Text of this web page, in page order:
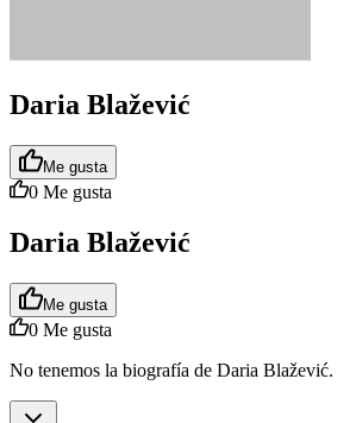
Daria Blažević
Me gusta
0 Me gusta
Daria Blažević
Me gusta
0 Me gusta
No tenemos la biografía de Daria Blažević.